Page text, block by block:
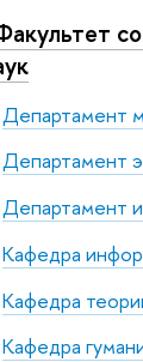
Департамент
Департамент
Департамент
Кафедра
Кафедра
Кафедра